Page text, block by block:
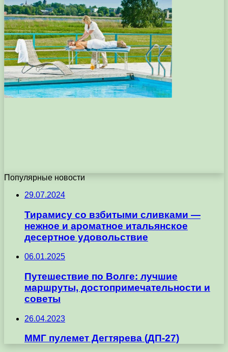
Популярные новости
29.07.2024
Тирамису со взбитыми сливками —
нежное и ароматное итальянское
десертное удовольствие
06.01.2025
Путешествие по Волге: лучшие
маршруты, достопримечательности и
советы
26.04.2023
ММГ пулемет Дегтярева (ДП-27)